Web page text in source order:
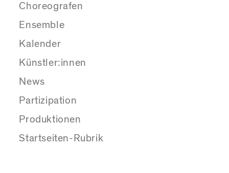
Choreografen
Ensemble
Kalender
Künstler:innen
News
Partizipation
Produktionen
Startseiten-Rubrik